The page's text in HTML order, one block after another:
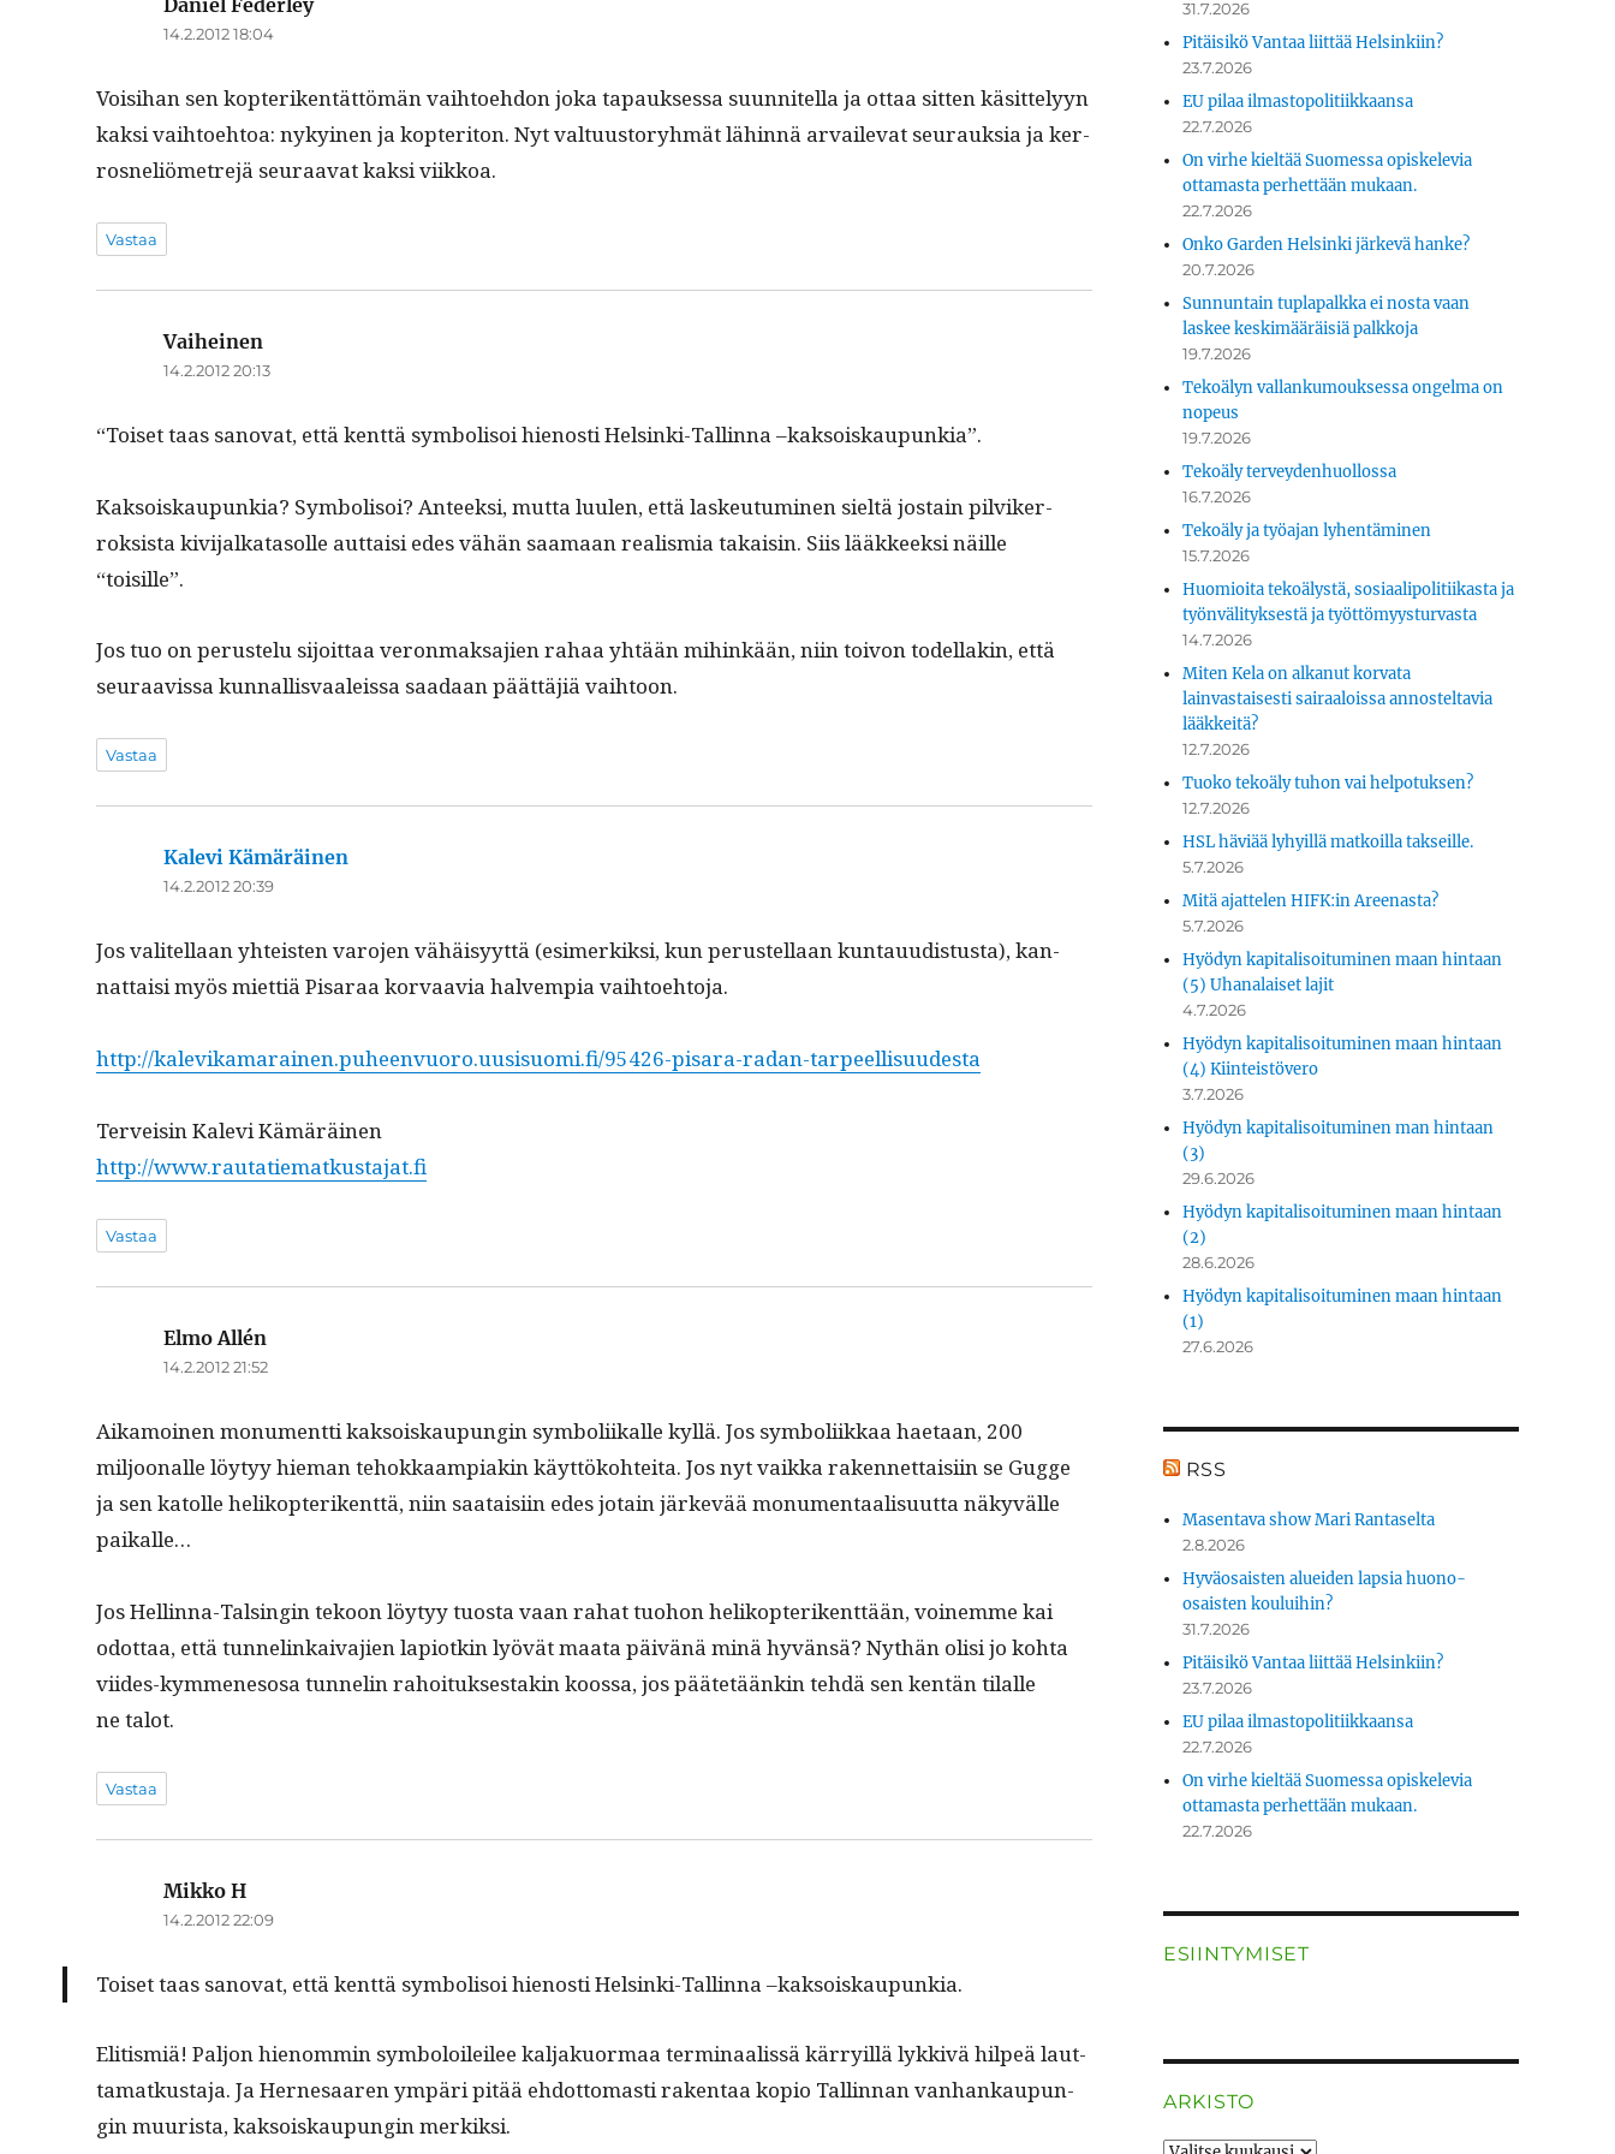
14.2.2012 18:04
Voisi­han sen kopteriken­tät­tömän vai­h­toe­hdon joka tapauk­ses­sa suun­nitel­la ja ottaa sit­ten käsit­te­lyyn
kak­si vai­h­toe­htoa: nykyi­nen ja kopteri­ton. Nyt val­tu­us­to­ryh­mät lähin­nä arvail­e­vat seu­rauk­sia ja ker­
rosneliöme­tre­jä seu­raa­vat kak­si viikkoa.
Vastaa
Vaiheinen
14.2.2012 20:13
“Toiset taas sanovat, että kent­tä sym­bol­isoi hienos­ti Helsin­ki-Tallinna –kak­soiskaupunkia”.
Kak­soiskaupunkia? Sym­bol­isoi? Anteek­si, mut­ta luulen, että laskeu­tu­mi­nen sieltä jostain pil­viker­
roksista kivi­jalkata­solle aut­taisi edes vähän saa­maan real­is­mia takaisin. Siis lääk­keek­si näille
“toisille”.
Jos tuo on perustelu sijoit­taa veron­mak­sajien rahaa yhtään mihinkään, niin toivon todel­lakin, että
seu­raavis­sa kun­nal­lis­vaaleis­sa saadaan päät­täjiä vaihtoon.
Vastaa
Kalevi Kämäräinen
14.2.2012 20:39
Jos valitel­laan yhteis­ten varo­jen vähäisyyt­tä (esimerkik­si, kun perustel­laan kun­tau­ud­is­tus­ta), kan­
nat­taisi myös miet­tiä Pis­araa kor­vaavia halvem­pia vaihtoehtoja.
http://kalevikamarainen.puheenvuoro.uusisuomi.fi/95426-pisara-radan-tarpeellisuudesta
Ter­veisin Kale­vi Kämäräinen
http://www.rautatiematkustajat.fi
Vastaa
Elmo Allén
14.2.2012 21:52
Aikamoinen mon­u­ment­ti kak­soiskaupun­gin sym­bol­i­ikalle kyl­lä. Jos sym­bol­i­ikkaa haetaan, 200
miljoon­alle löy­tyy hie­man tehokkaampiakin käyt­töko­htei­ta. Jos nyt vaik­ka raken­net­taisi­in se Gugge
ja sen katolle helikopterikent­tä, niin saataisi­in edes jotain järkevää mon­u­men­taal­isu­ut­ta näkyvälle
paikalle…
Jos Hellinna-Talsin­gin tekoon löy­tyy tuos­ta vaan rahat tuo­hon helikopterikent­tään, voinemme kai
odot­taa, että tun­nelinkaiva­jien lapi­otkin lyövät maa­ta päivänä minä hyvän­sä? Nythän olisi jo koh­ta
viides-kymme­ne­sosa tun­nelin rahoituk­ses­takin koos­sa, jos päätetäänkin tehdä sen ken­tän tilalle
ne talot.
Vastaa
Mikko H
14.2.2012 22:09
Toiset taas sanovat, että kent­tä sym­bol­isoi hienos­ti Helsin­ki-Tallinna –kak­soiskaupunkia.
Elit­ismiä! Paljon hienom­min sym­bol­oileilee kal­jakuor­maa ter­mi­naalis­sä kär­ry­il­lä lykkivä hilpeä laut­
ta­matkus­ta­ja. Ja Her­ne­saaren ympäri pitää ehdot­tomasti rak­en­taa kopio Tallinnan van­hankaupun­
gin muurista, kak­soiskaupun­gin merkiksi.
31.7.2026
Pitäisikö Vantaa liittää Helsinkiin?
23.7.2026
EU pilaa ilmastopolitiikkaansa
22.7.2026
On virhe kieltää Suomessa opiskelevia
ottamasta perhettään mukaan.
22.7.2026
Onko Garden Helsinki järkevä hanke?
20.7.2026
Sunnuntain tuplapalkka ei nosta vaan
laskee keskimääräisiä palkkoja
19.7.2026
Tekoälyn vallankumouksessa ongelma on
nopeus
19.7.2026
Tekoäly terveydenhuollossa
16.7.2026
Tekoäly ja työajan lyhentäminen
15.7.2026
Huomioita tekoälystä, sosiaalipolitiikasta ja
työnvälityksestä ja työttömyysturvasta
14.7.2026
Miten Kela on alkanut korvata
lainvastaisesti sairaaloissa annosteltavia
lääkkeitä?
12.7.2026
Tuoko tekoäly tuhon vai helpotuksen?
12.7.2026
HSL häviää lyhyillä matkoilla takseille.
5.7.2026
Mitä ajattelen HIFK:in Areenasta?
5.7.2026
Hyödyn kapitalisoituminen maan hintaan
(5) Uhanalaiset lajit
4.7.2026
Hyödyn kapitalisoituminen maan hintaan
(4) Kiinteistövero
3.7.2026
Hyödyn kapitalisoituminen man hintaan
(3)
29.6.2026
Hyödyn kapitalisoituminen maan hintaan
(2)
28.6.2026
Hyödyn kapitalisoituminen maan hintaan
(1)
27.6.2026
RSS
Masentava show Mari Rantaselta
2.8.2026
Hyväosaisten alueiden lapsia huono-
osaisten kouluihin?
31.7.2026
Pitäisikö Vantaa liittää Helsinkiin?
23.7.2026
EU pilaa ilmastopolitiikkaansa
22.7.2026
On virhe kieltää Suomessa opiskelevia
ottamasta perhettään mukaan.
22.7.2026
ESIINTYMISET
ARKISTO